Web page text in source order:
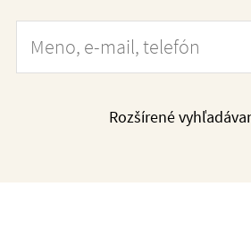
Meno, e-mail, telefón
Zobraziť
Rozšírené